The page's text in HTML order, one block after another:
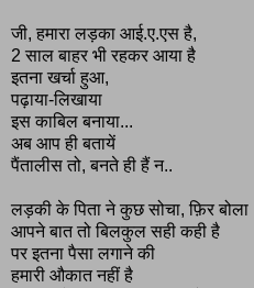
जी, हमारा लड़का आई.ए.एस है,
2 साल बाहर भी रहकर आया है
इतना खर्चा हुआ,
पढ़ाया-लिखाया
इस काबिल बनाया...
अब आप ही बतायें
पैंतालीस तो, बनते ही हैं न..
लड़की के पिता ने कुछ सोचा, फ़िर बोला
आपने बात तो बिलकुल सही कही है
पर इतना पैसा लगाने की
हमारी औकात नहीं है